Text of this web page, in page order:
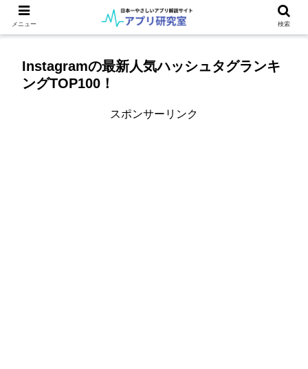
Instagramの最新人気ハッシュタグランキ
ングTOP100！
スポンサーリンク
メニュー 検索